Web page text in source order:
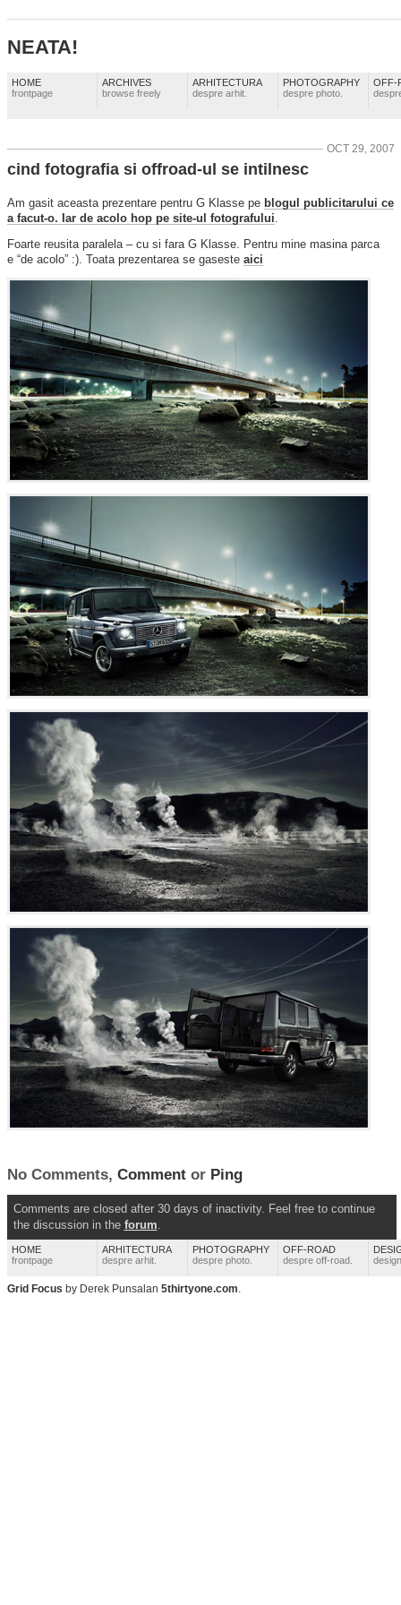
NEATA!
HOME
frontpage
ARCHIVES
browse freely
ARHITECTURA
despre arhit.
PHOTOGRAPHY
despre photo.
OFF-
OCT 29, 2007
cind fotografia si offroad-ul se intilnesc
Am gasit aceasta prezentare pentru G Klasse pe blogul publicitarului ce
a facut-o. Iar de acolo hop pesite-ul fotografului.
Foarte reusita paralela – cu si fara G Klasse. Pentru mine masina parca
e “de acolo” :). Toata prezentarea se gaseste aici
No Comments, Commentor Ping
Comments are closed after 30 days of inactivity. Feel free to continue
the discussion in the forum.
HOME
frontpage
ARHITECTURA
despre arhit.
PHOTOGRAPHY
despre photo.
OFF-ROAD
despre off-road.
Grid Focus by Derek Punsalan 5thirtyone.com.